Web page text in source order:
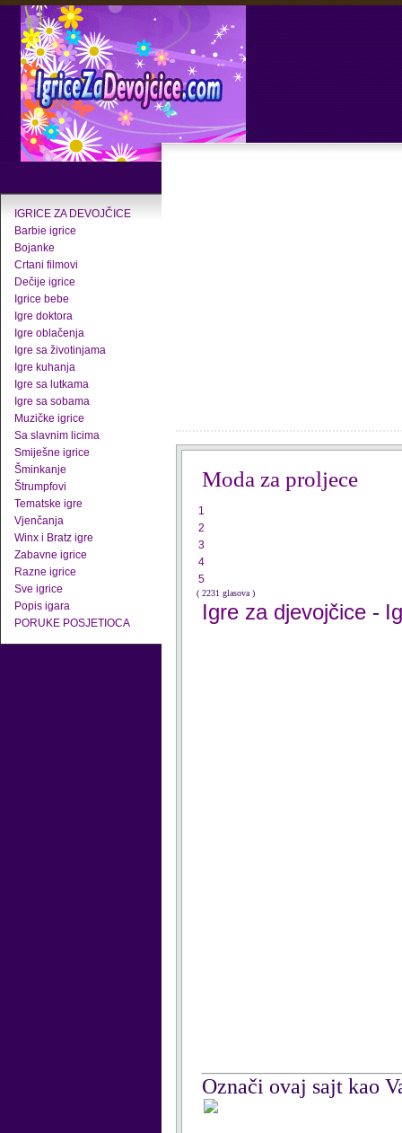
IGRICE ZA DEVOJČICE
Barbie igrice
Bojanke
Crtani filmovi
Dečije igrice
Igrice bebe
Igre doktora
Igre oblačenja
Igre sa životinjama
Igre kuhanja
Igre sa lutkama
Igre sa sobama
Muzičke igrice
Sa slavnim licima
Smiješne igrice
Šminkanje
Štrumpfovi
Tematske igre
Vjenčanja
Winx i Bratz igre
Zabavne igrice
Razne igrice
Sve igrice
Popis igara
PORUKE POSJETIOCA
Moda za proljece
1
2
3
4
5
( 2231 glasova )
Igre za djevojčice -
Označi ovaj sajt kao